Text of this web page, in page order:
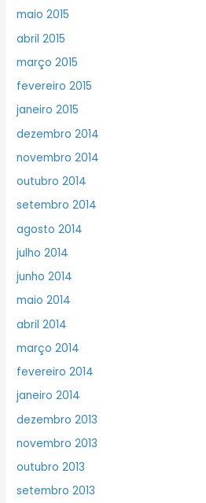
maio 2015
abril 2015
março 2015
fevereiro 2015
janeiro 2015
dezembro 2014
novembro 2014
outubro 2014
setembro 2014
agosto 2014
julho 2014
junho 2014
maio 2014
abril 2014
março 2014
fevereiro 2014
janeiro 2014
dezembro 2013
novembro 2013
outubro 2013
setembro 2013